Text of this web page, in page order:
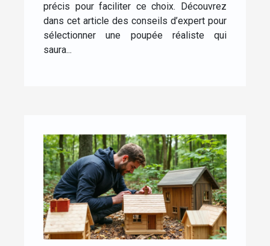
précis pour faciliter ce choix. Découvrez
dans cet article des conseils d’expert pour
sélectionner une poupée réaliste qui
saura...